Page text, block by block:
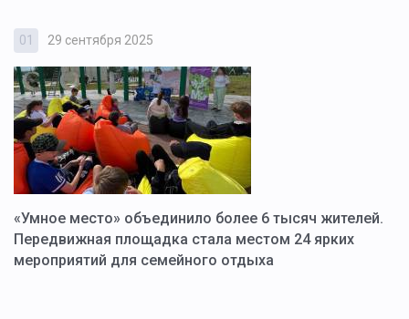
01 29 сентября 2025
«Умное место» объединило более 6 тысяч жителей.
Передвижная площадка стала местом 24 ярких
мероприятий для семейного отдыха